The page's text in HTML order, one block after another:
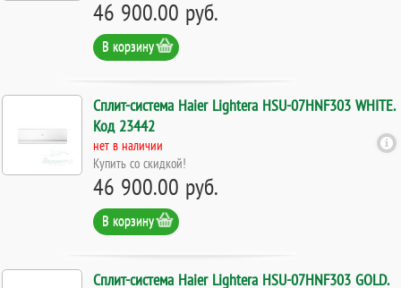
46 900.00 руб.
В корзину
Сплит-система Haier Lightera HSU-07HNF303 WHITE.
Код 23442
нет в наличии
Купить со скидкой!
46 900.00 руб.
В корзину
Сплит-система Haier Lightera HSU-07HNF303 GOLD.